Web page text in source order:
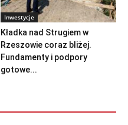
Inwestycje
Kładka nad Strugiem w
Rzeszowie coraz bliżej.
Fundamenty i podpory
gotowe...